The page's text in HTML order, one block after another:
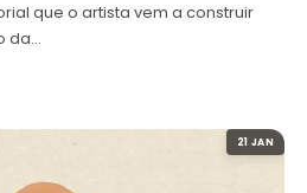
que o artista vem a construir
da…
21 JAN